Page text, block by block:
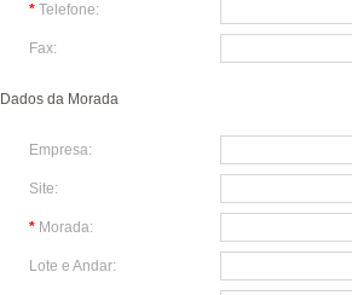
* Telefone:
Fax:
Dados da Morada
Empresa:
Site:
* Morada:
Lote e Andar: